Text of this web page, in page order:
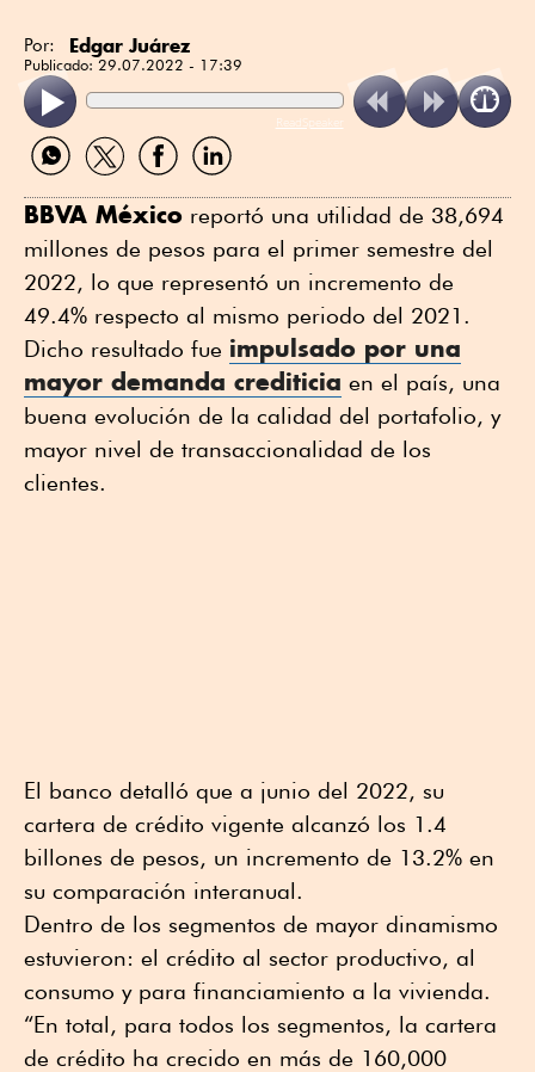
Por: Edgar Juárez
Publicado: 29.07.2022 - 17:39
ReadSpeaker
Compartir
por
Compartir
por
Compartir
por
Compartir
por
BBVA México reportó una utilidad de 38,694
millones de pesos para el primer semestre del
2022, lo que representó un incremento de
49.4% respecto al mismo periodo del 2021.
Dicho resultado fue impulsado por una
mayor demanda crediticia en el país, una
buena evolución de la calidad del portafolio, y
mayor nivel de transaccionalidad de los
clientes.
El banco detalló que a junio del 2022, su
cartera de crédito vigente alcanzó los 1.4
billones de pesos, un incremento de 13.2% en
su comparación interanual.
Dentro de los segmentos de mayor dinamismo
estuvieron: el crédito al sector productivo, al
consumo y para financiamiento a la vivienda.
“En total, para todos los segmentos, la cartera
de crédito ha crecido en más de 160,000